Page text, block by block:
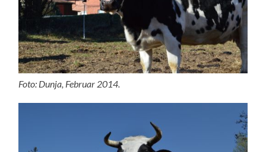
Foto: Dunja, Februar 2014.